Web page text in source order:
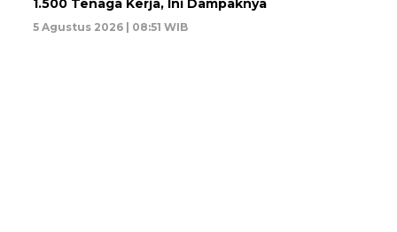
1.500 Tenaga Kerja, Ini Dampaknya
5 Agustus 2026 | 08:51 WIB